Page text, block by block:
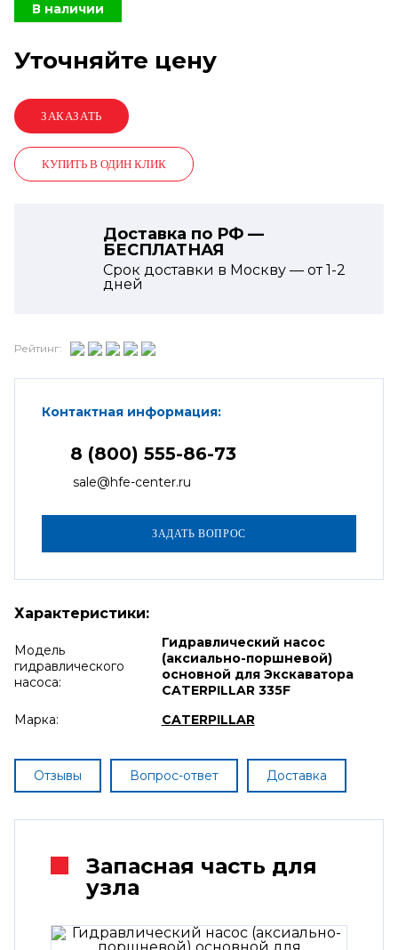
В наличии
Уточняйте цену
КУПИТЬ В ОДИН КЛИК
Доставка по РФ —
БЕСПЛАТНАЯ
Срок доставки в Москву — от1-2
дней
Рейтинг:
Контактная информация:
8 (800) 555-86-73
sale@hfe-center.ru
Характеристики:
Модель
гидравлического
насоса:
Гидравлический насос
(аксиально-поршневой)
основной для Экскаватора
CATERPILLAR 335F
Марка:
CATERPILLAR
Отзывы Вопрос-ответ Доставка
Запасная часть для
узла